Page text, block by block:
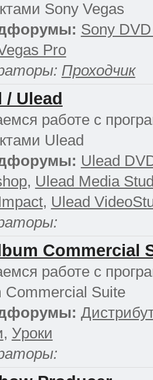
Sony Vegas
Sony
Pro
Проходчик
/ Ulead
работе с
Ulead
Ulead
, Ulead Media
, Ulead
Commercial
работе с
Commercial Suite
, Уроки